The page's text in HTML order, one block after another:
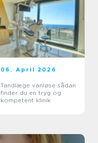
06. April 2026
Tandlæge vanløse sådan
finder du en tryg og
kompetent klinik